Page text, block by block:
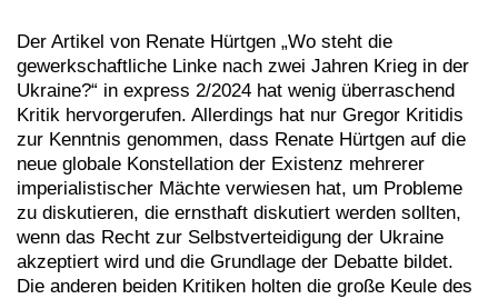
Der Artikel von Renate Hürtgen „Wo steht die
gewerkschaftliche Linke nach zwei Jahren Krieg in der
Ukraine?“ in express 2/2024 hat wenig überraschend
Kritik hervorgerufen. Allerdings hat nur Gregor Kritidis
zur Kenntnis genommen, dass Renate Hürtgen auf die
neue globale Konstellation der Existenz mehrerer
imperialistischer Mächte verwiesen hat, um Probleme
zu diskutieren, die ernsthaft diskutiert werden sollten,
wenn das Recht zur Selbstverteidigung der Ukraine
akzeptiert wird und die Grundlage der Debatte bildet.
Die anderen beiden Kritiken holten die große Keule des